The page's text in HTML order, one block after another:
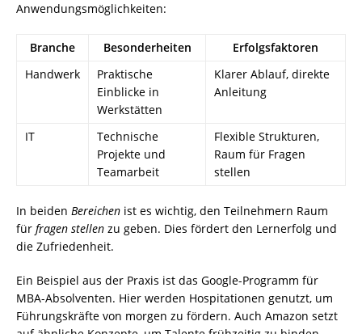
Anwendungsmöglichkeiten:
Branche Besonderheiten
Erfolgsfaktoren
Handwerk
Praktische
Einblicke in
Werkstätten
Klarer Ablauf, direkte
Anleitung
IT
Technische
Projekte und
Teamarbeit
Flexible Strukturen,
Raum für Fragen
stellen
In beiden Bereichen ist es wichtig, den Teilnehmern Raum
für fragen stellen zu geben. Dies fördert den Lernerfolg und
die Zufriedenheit.
Ein Beispiel aus der Praxis ist das Google-Programm für
MBA-Absolventen. Hier werden Hospitationen genutzt, um
Führungskräfte von morgen zu fördern. Auch Amazon setzt